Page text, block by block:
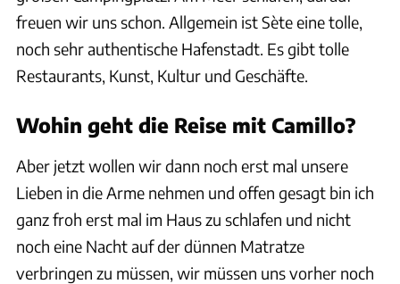
freuen wir uns schon. Allgemein ist Sète eine tolle,
noch sehr authentische Hafenstadt. Es gibt tolle
Restaurants, Kunst, Kultur und Geschäfte.
Wohin geht die Reise mit Camillo?
Aber jetzt wollen wir dann noch erst mal unsere
Lieben in die Arme nehmen und offen gesagt bin ich
ganz froh erst mal im Haus zu schlafen und nicht
noch eine Nacht auf der dünnen Matratze
verbringen zu müssen, wir müssen uns vorher noch